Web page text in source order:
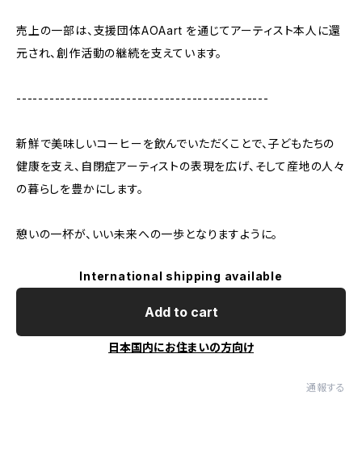
売上の一部は、支援団体AOAart を通じてアーティスト本人に還
元され、創作活動の継続を支えています。
----------------------------------------------
新鮮で美味しいコーヒーを飲んでいただくことで、子どもたちの
健康を支え、自閉症アーティストの表現を広げ、そして産地の人々
の暮らしを豊かにします。
憩いの一杯が、いい未来への一歩となりますように。
International shipping available
Add to cart
日本国内にお住まいの方向け
通報する